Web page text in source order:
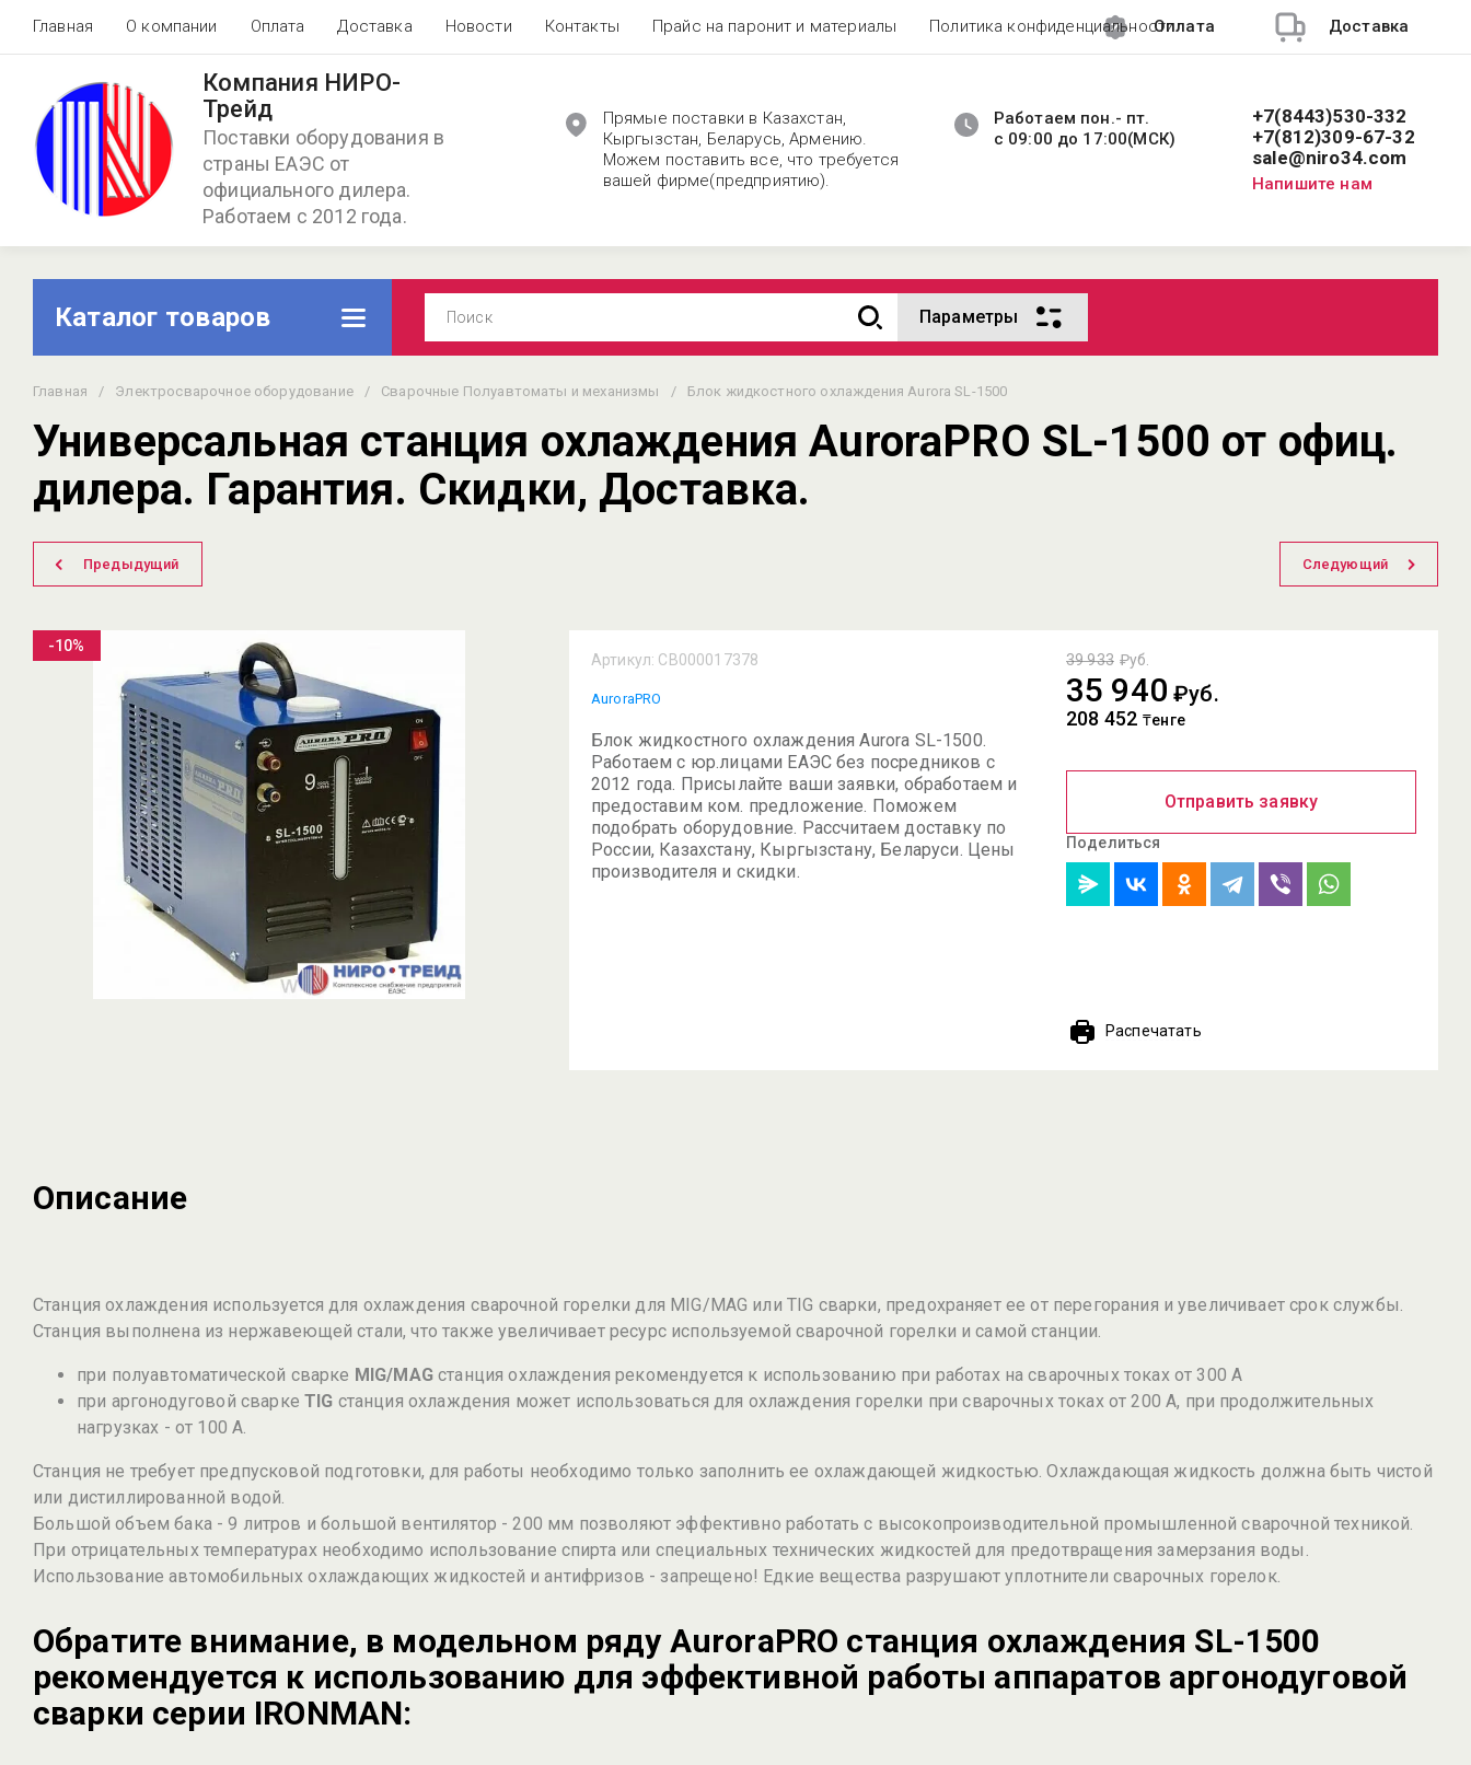
Главная О компании Оплата Доставка Новости Контакты Прайс на паронит и материалы Политика конфиденциальностиОплата Доставка
Компания НИРО-
Трейд
Поставки оборудования в
страны ЕАЭС от
официального дилера.
Работаем с 2012 года.
Прямые поставки в Казахстан,
Кыргызстан, Беларусь, Армению.
Можем поставить все, что требуется
вашей фирме(предприятию).
Работаем пон.- пт.
с 09:00 до 17:00(МСК)
+7(8443)530-332
+7(812)309-67-32
sale@niro34.com
Напишите нам
Каталог товаров Параметры
Главная / Электросварочное оборудование / Сварочные Полуавтоматы и механизмы / Блок жидкостного охлаждения Aurora SL-1500
Универсальная станция охлаждения AuroraPRO SL-1500 от офиц.
дилера. Гарантия. Скидки, Доставка.
Предыдущий Следующий
-10%
Артикул: СВ000017378
AuroraPRO
Блок жидкостного охлаждения Aurora SL-1500.
Работаем с юр.лицами ЕАЭС без посредников с
2012 года. Присылайте ваши заявки, обработаем и
предоставим ком. предложение. Поможем
подобрать оборудовние. Рассчитаем доставку по
России, Казахстану, Кыргызстану, Беларуси. Цены
производителя и скидки.
39 933 ₽уб.
35 940 ₽уб.
208 452 ₸енге
Отправить заявку
Поделиться
Распечатать
Описание
Станция охлаждения используется для охлаждения сварочной горелки для MIG/MAG или TIG сварки, предохраняет ее от перегорания и увеличивает срок службы.
Станция выполнена из нержавеющей стали, что также увеличивает ресурс используемой сварочной горелки и самой станции.
при полуавтоматической сварке MIG/MAGстанция охлаждения рекомендуется к использованию при работах на сварочных токах от 300 А
при аргонодуговой сварке TIG станция охлаждения может использоваться для охлаждения горелки при сварочных токах от 200 А, при продолжительных
нагрузках - от 100 А.
Станция не требует предпусковой подготовки, для работы необходимо только заполнить ее охлаждающей жидкостью. Охлаждающая жидкость должна быть чистой
или дистиллированной водой.
Большой объем бака - 9 литров и большой вентилятор - 200 мм позволяют эффективно работать с высокопроизводительной промышленной сварочной техникой.
При отрицательных температурах необходимо использование спирта или специальных технических жидкостей для предотвращения замерзания воды.
Использование автомобильных охлаждающих жидкостей и антифризов - запрещено! Едкие вещества разрушают уплотнители сварочных горелок.
Обратите внимание, в модельном ряду AuroraPRO станция охлаждения SL-1500
рекомендуется к использованию для эффективной работы аппаратов аргонодуговой
сварки серии IRONMAN: